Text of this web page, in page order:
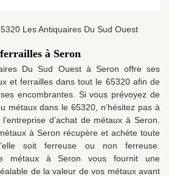
à Seron
Du Sud Ouest à Seron offre ses
et ferrailles dans tout le 65320 afin de
encombrantes. Si vous prévoyez de
métaux dans le 65320, n’hésitez pas à
d’achat de métaux à Seron.
à Seron récupère et achète toute
soit ferreuse ou non ferreuse.
métaux à Seron vous fournit une
de la valeur de vos métaux avant